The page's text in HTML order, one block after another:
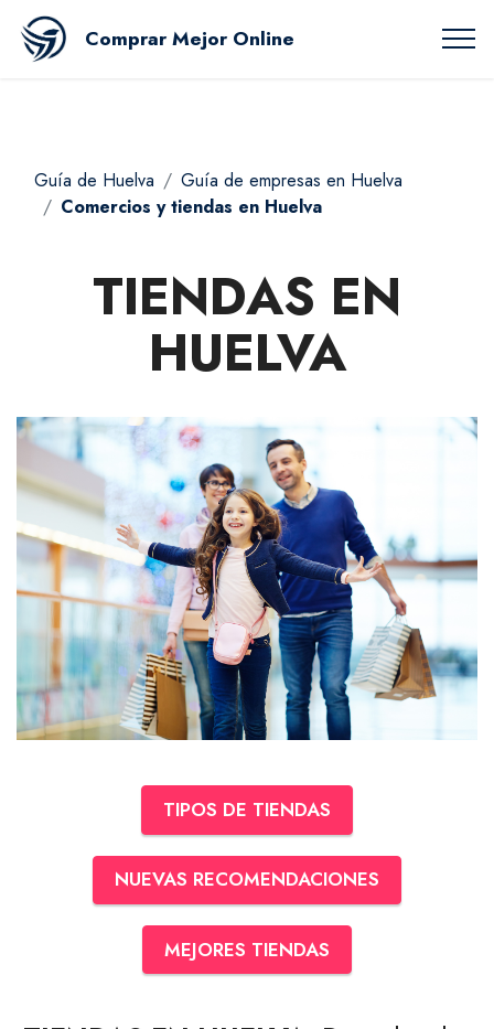
Comprar Mejor Online
Guía de Huelva
Guía de empresas en Huelva
Comercios y tiendas en Huelva
TIENDAS EN
HUELVA
TIPOS DE TIENDAS
NUEVAS RECOMENDACIONES
MEJORES TIENDAS